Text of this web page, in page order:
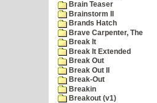
Brain Teaser
Brainstorm II
Brands Hatch
Brave Carpenter, The
Break It
Break It Extended
Break Out
Break Out II
Break-Out
Breakin
Breakout (v1)